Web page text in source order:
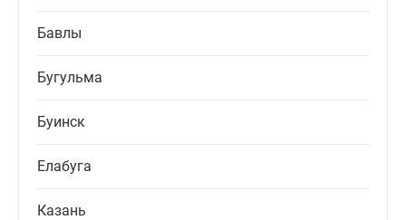
Бавлы
Бугульма
Буинск
Елабуга
Казань